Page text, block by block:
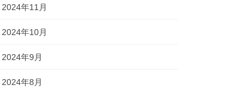
2024年11月
2024年10月
2024年9月
2024年8月